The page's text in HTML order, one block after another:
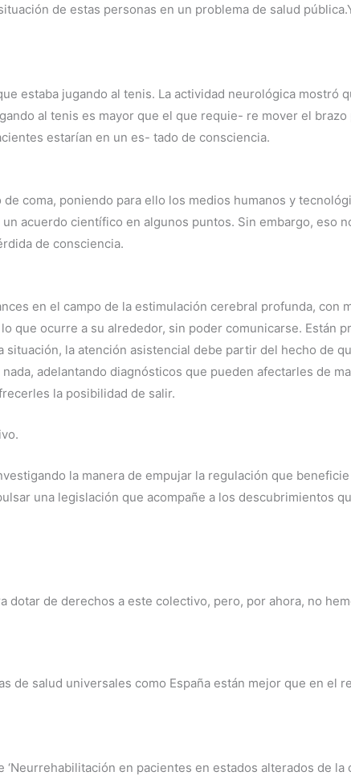
de estas personas en un problema de salud
estaba jugando al tenis. La actividad neurológica mostró
al tenis es mayor que el que requie- re mover el
estarían en un es- tado de consciencia.
coma, poniendo para ello los medios humanos y
acuerdo científico en algunos puntos. Sin embargo, eso
de consciencia.
en el campo de la estimulación cerebral profunda, con
ocurre a su alrededor, sin poder comunicarse. Están
la atención asistencial debe partir del hecho de
adelantando diagnósticos que pueden afectarles de
la posibilidad de salir.
la manera de empujar la regulación que
una legislación que acompañe a los descubrimientos
de derechos a este colectivo, pero, por ahora, no
salud universales como España están mejor que en el
en pacientes en estados alterados de la